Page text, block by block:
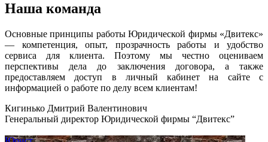
Наша команда
Основные принципы работы Юридической фирмы «Двитекс»
— компетенция, опыт, прозрачность работы и удобство
сервиса для клиента. Поэтому мы честно оцениваем
перспективы дела до заключения договора, а также
предоставляем доступ в личный кабинет на сайте с
информацией о работе по делу всем клиентам!
Кигинько Дмитрий Валентинович
Генеральный директор Юридической фирмы “Двитекс”